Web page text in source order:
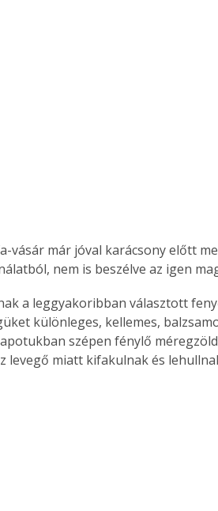
vásár már jóval karácsony előtt
nem is beszélve az igen
a leggyakoribban választott
különleges, kellemes,
szépen fénylő
levegő miatt kifakulnak és